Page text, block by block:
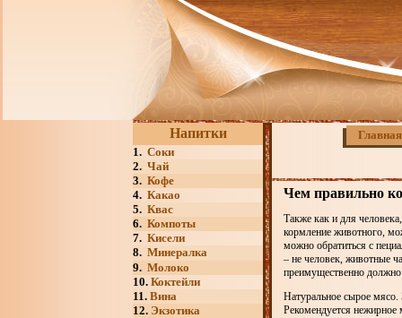
Напитки
1. Соки
2. Чай
3. Кофе
4. Какао
5. Квас
6. Компоты
7. Кисели
8. Минералка
9. Молоко
10. Коктейли
11. Вина
12. Экзотика
Главная
Чем правильно
Также как и для
кормление животного,
можно обратиться с
– не человек, животные
преимущественно должно
Натуральное сырое
Рекомендуется нежирное